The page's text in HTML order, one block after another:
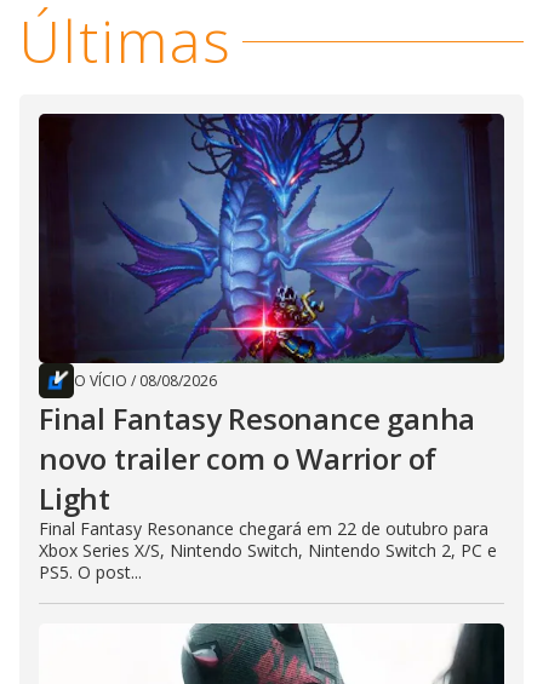
Últimas
O VÍCIO / 08/08/2026
Final Fantasy Resonance ganha
novo trailer com o Warrior of
Light
Final Fantasy Resonance chegará em 22 de outubro para
Xbox Series X/S, Nintendo Switch, Nintendo Switch 2, PC e
PS5. O post...